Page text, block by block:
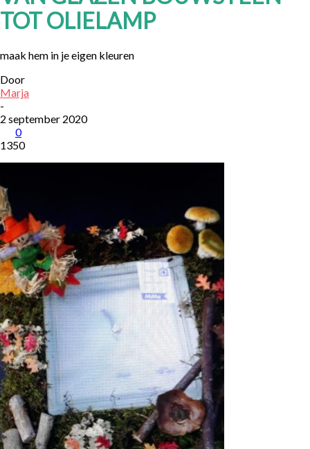
TOT OLIELAMP
maak hem in je eigen kleuren
Door
Marja
-
2 september 2020
0
1350